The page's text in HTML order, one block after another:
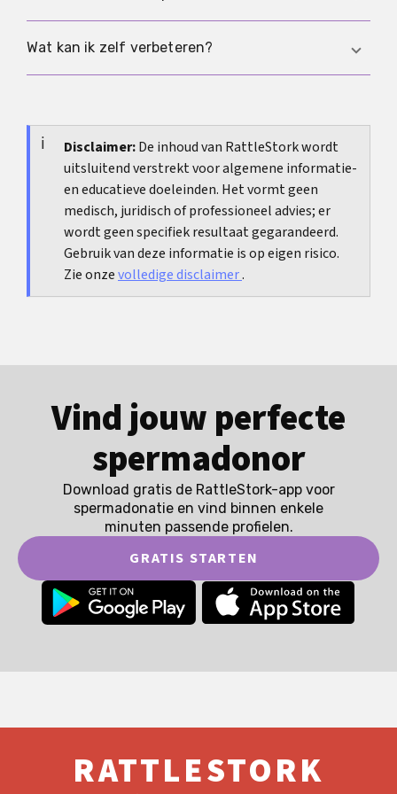
partners zinvol.
miljoen per ejaculaat, totale motiliteit 42
Azoöspermie betekent dat er geen zaadcellen
oorzaken en behandeling sterk kunnen
verschillen.
Wat kan ik zelf verbeteren?
roken, alcohol, slaap, gewicht en langdurige
hitte. Een realistisch plan dat je enkele weken
consequent volhoudt is vaak nuttiger dan losse
kortetermijnmaatregelen.
Disclaimer:De inhoud van RattleStork wordt
uitsluitend verstrekt voor algemene informatie-
en educatieve doeleinden. Het vormt geen
medisch, juridisch of professioneel advies; er
wordt geen specifiek resultaat gegarandeerd.
Gebruik van deze informatie is op eigen risico.
Zie onzevolledige disclaimer.
Vind jouw perfecte
spermadonor
Download gratis de RattleStork-app voor
spermadonatie en vind binnen enkele
minuten passende profielen.
GRATIS STARTEN
RATTLESTORK